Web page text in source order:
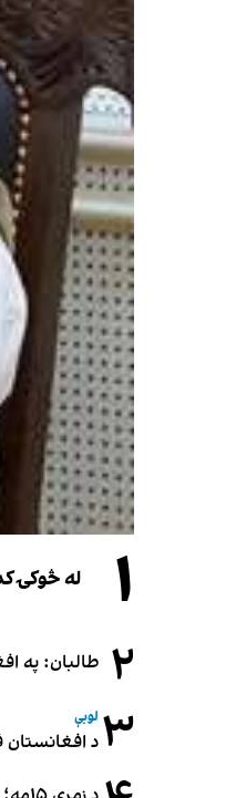
۱ له څوکۍ
۲ طالبان: په
۳ لوبې
د افغانستان